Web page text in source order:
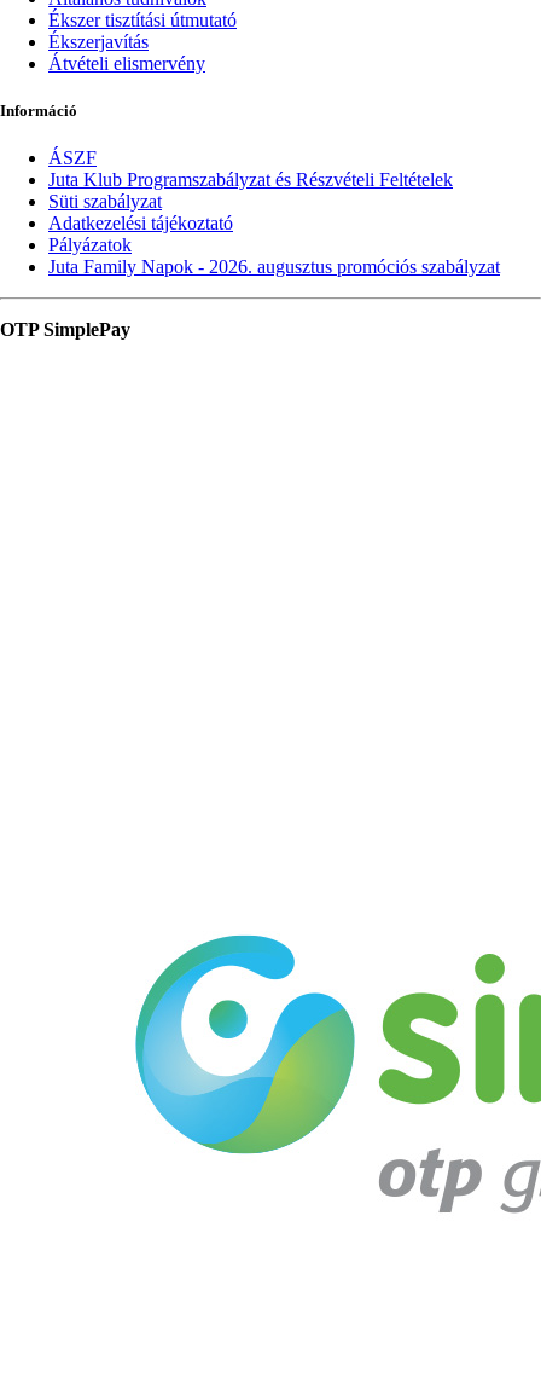
Ékszer tisztítási útmutató
Ékszerjavítás
Átvételi elismervény
Információ
ÁSZF
Juta Klub Programszabályzat és Részvételi Feltételek
Süti szabályzat
Adatkezelési tájékoztató
Pályázatok
Juta Family Napok - 2026. augusztus promóciós szabályzat
OTP SimplePay